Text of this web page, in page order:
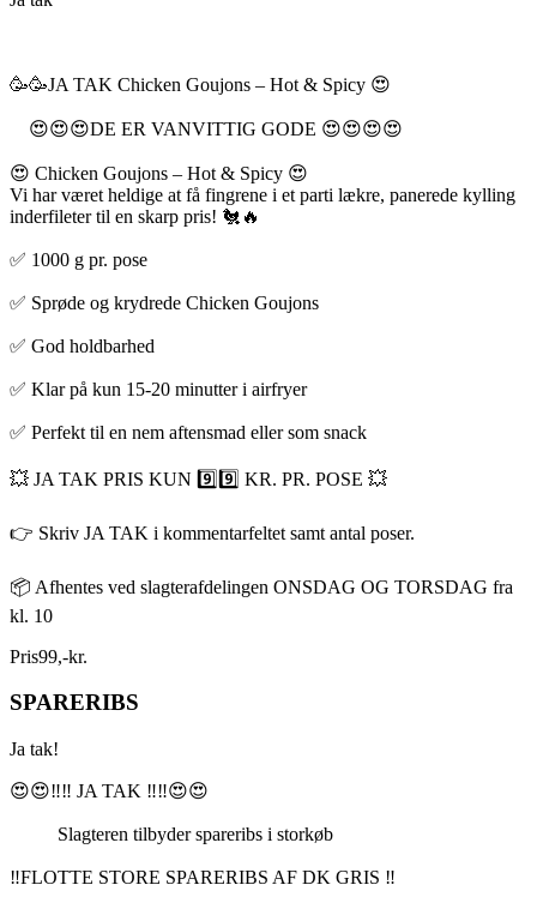
🥳🥳JA TAK Chicken Goujons – Hot & Spicy 😍
😍😍😍DE ER VANVITTIG GODE 😍😍😍😍
😍 Chicken Goujons – Hot & Spicy 😍
Vi har været heldige at få fingrene i et parti lækre, panerede kylling
inderfileter til en skarp pris! 🐔🔥
✅ 1000 g pr. pose
✅ Sprøde og krydrede Chicken Goujons
✅ God holdbarhed
✅ Klar på kun 15-20 minutter i airfryer
✅ Perfekt til en nem aftensmad eller som snack
💥 JA TAK PRIS KUN 9️⃣9️⃣ KR. PR. POSE 💥
👉 Skriv JA TAK i kommentarfeltet samt antal poser.
📦 Afhentes ved slagterafdelingen ONSDAG OG TORSDAG fra
kl. 10
Pris99,-kr.
SPARERIBS
Ja tak!
😍😍‼️‼️ JA TAK ‼️‼️😍😍
Slagteren tilbyder spareribs i storkøb
‼️FLOTTE STORE SPARERIBS AF DK GRIS ‼️